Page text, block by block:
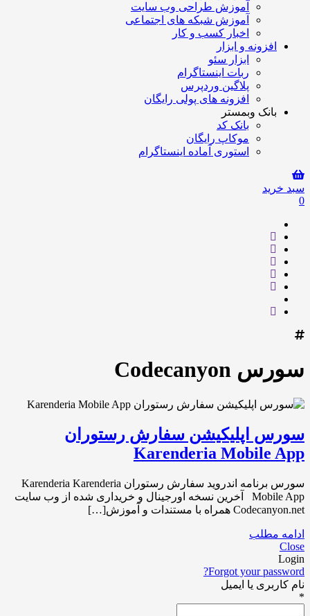
آموزش طراحی وب سایت
آموزش شبکه های اجتماعی
اخبار کسب و کار
افزونه و ابزار
ابزار سئو
ربات اینستاگرام
پلاگین وردپرس
افزونه های پولی رایگان
بانک وبمستر
بانک کد
موکاپ رایگان
استوری آماده اینستاگرام
سبد خرید
0
سورس Codecanyon
سورس اپلیکیشن سفارش رستوران
Karenderia Mobile App
سورس برنامه اندروید سفارش رستوران Karenderia Karenderia
Mobile App آخرین نسخه اورجینال و خریداری شده از وب سایت
Codecanyon.net همراه با مستندات و آموزش[…]
ادامه مطلب
Close
Login
Forgot your password?
نام کاربری یا ایمیل
*